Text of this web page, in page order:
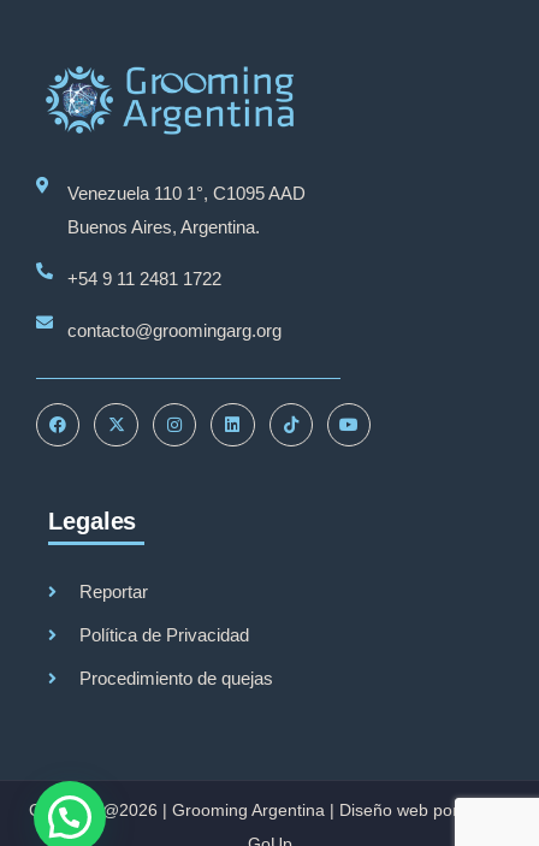
Venezuela 110 1°, C1095 AAD
Buenos Aires, Argentina.
+54 9 11 2481 1722
contacto@groomingarg.org
Legales
Reportar
Política de Privacidad
Procedimiento de quejas
Copyright@2026 | Grooming Argentina | Diseño web por Studio